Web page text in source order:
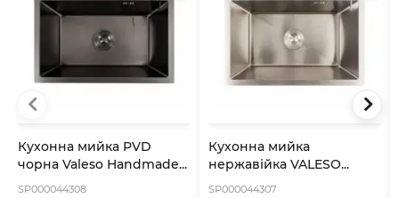
Кухонна мийка PVD
чорна Valeso Handmade...
SP000044308
Кухонна мийка
нержавійка VALESO...
SP000044307